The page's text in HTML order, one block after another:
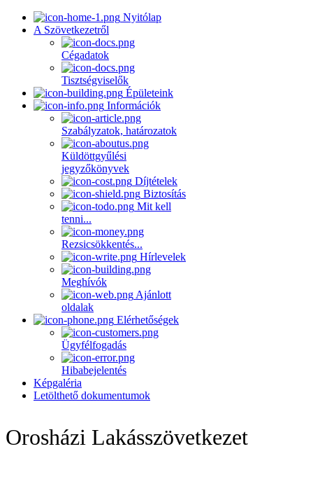
Nyitólap
A Szövetkezetről
Cégadatok
Tisztségviselők
Épületeink
Információk
Szabályzatok, határozatok
Küldöttgyűlési
jegyzőkönyvek
Díjtételek
Biztosítás
Mit kell
tenni...
Rezsicsökkentés...
Hírlevelek
Meghívók
Ajánlott
oldalak
Elérhetőségek
Ügyfélfogadás
Hibabejelentés
Képgaléria
Letölthető dokumentumok
Orosházi Lakásszövetkezet